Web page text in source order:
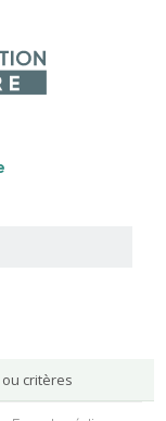
critères